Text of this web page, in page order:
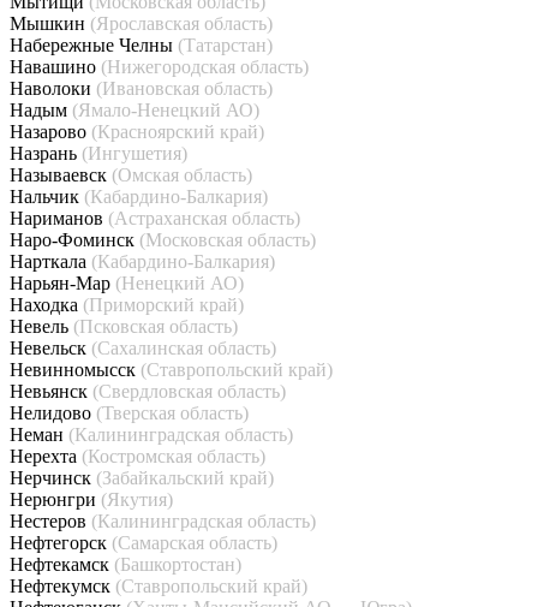
Мышкин (Ярославская область)
Набережные Челны (Татарстан)
Навашино (Нижегородская область)
Наволоки (Ивановская область)
Надым (Ямало-Ненецкий АО)
Назарово (Красноярский край)
Назрань (Ингушетия)
Называевск (Омская область)
Нальчик (Кабардино-Балкария)
Нариманов (Астраханская область)
Наро-Фоминск (Московская область)
Нарткала (Кабардино-Балкария)
Нарьян-Мар (Ненецкий АО)
Находка (Приморский край)
Невель (Псковская область)
Невельск (Сахалинская область)
Невинномысск (Ставропольский край)
Невьянск (Свердловская область)
Нелидово (Тверская область)
Неман (Калининградская область)
Нерехта (Костромская область)
Нерчинск (Забайкальский край)
Нерюнгри (Якутия)
Нестеров (Калининградская область)
Нефтегорск (Самарская область)
Нефтекамск (Башкортостан)
Нефтекумск (Ставропольский край)